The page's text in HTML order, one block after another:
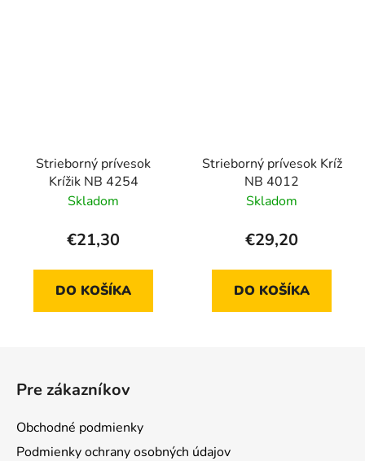
Strieborný prívesok
Krížik NB 4254
Skladom
€21,30
DO KOŠÍKA
Strieborný prívesok Kríž
NB 4012
Skladom
€29,20
DO KOŠÍKA
Pre zákazníkov
Obchodné podmienky
Podmienky ochrany osobných údajov